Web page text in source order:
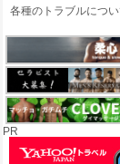
各種のトラブルにつ
PR